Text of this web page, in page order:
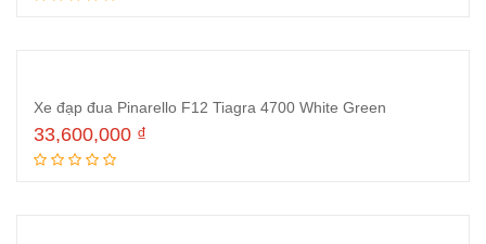
Xe đạp đua Pinarello F12 Tiagra 4700 White Green
33,600,000 ₫